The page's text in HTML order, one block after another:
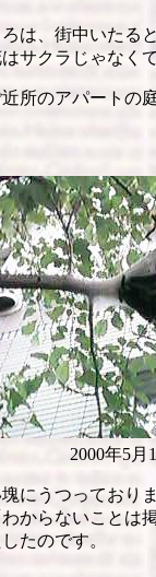
は、街中いたる
サクラじゃなく
所のアパートの
2000年5月
にうつっており
からないことは
たのです。